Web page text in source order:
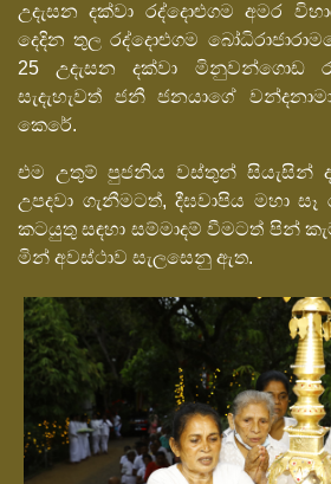
උදැසන දක්වා රද්දොළුගම අමර
දෙදින තුල රද්දොළුගම
25 උදැසන දක්වා මිනුවන්ගොඩ
සැදැහැවත් ජනී ජනයාගේ
කෙරේ.
එම උතුම් පුජනිය වස්තුන් සියැසින්
උපදවා ගැනීමටත්, දීඝවාපිය මහා
කටයුතු සඳහා සම්මාදම් වීමටත් පින්
මින් අවස්ථාව සැලසෙනු ඇත.